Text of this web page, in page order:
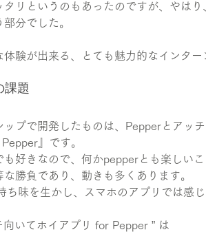
タリというのもあったのですが、やは
分でした。
験が出来る、とても魅力的なインター
課題
プで開発したものは、Pepperとアッ
』です。
好きなので、何かpepperとも楽しい
勝負であり、動きも多くあります。
ち味を生かし、スマホのアプリでは感
いてホイアプリ for Pepper ” は